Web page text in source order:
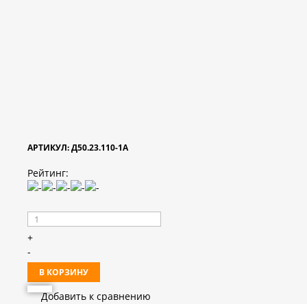
АРТИКУЛ: Д50.23.110-1А
Рейтинг:
+
-
Добавить к сравнению